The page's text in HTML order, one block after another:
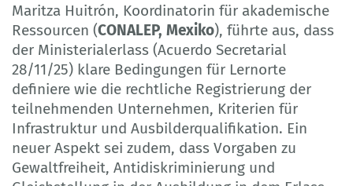
Maritza Huitrón, Koordinatorin für akademische
Ressourcen (CONALEP, Mexiko), führte aus, dass
der Ministerialerlass (Acuerdo Secretarial
28/11/25) klare Bedingungen für Lernorte
definiere wie die rechtliche Registrierung der
teilnehmenden Unternehmen, Kriterien für
Infrastruktur und Ausbilderqualifikation. Ein
neuer Aspekt sei zudem, dass Vorgaben zu
Gewaltfreiheit, Antidiskriminierung und